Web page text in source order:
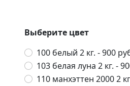
Выберите цвет
100 белый 2 кг. - 900
103 белая луна 2 кг. -
110 манхэттен 2000 2